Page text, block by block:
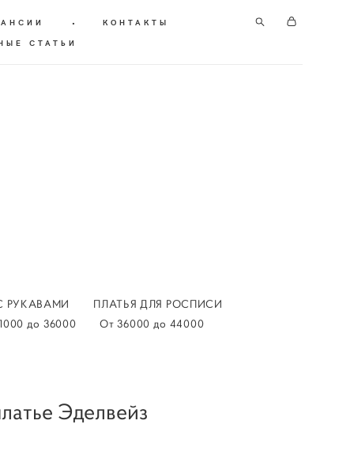
•
КОНТАКТЫ
СТАТЬИ
РУКАВАМИ
ПЛАТЬЯ ДЛЯ РОСПИСИ
до 36000
От 36000 до 44000
Эделвейз